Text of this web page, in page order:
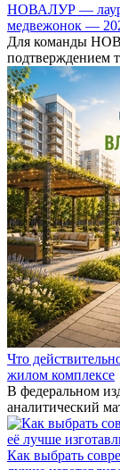
НОВАЛУР —
медвежонок —
Для команды
подтверждением
Что
жилом комплексе
В федеральном
аналитический
Как выбрать